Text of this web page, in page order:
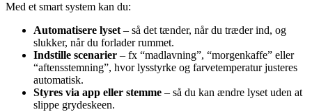
Med et smart system kan du:
Automatisere lyset– så det tænder, når du træder ind, og
slukker, når du forlader rummet.
Indstille scenarier – fx “madlavning”, “morgenkaffe” eller
“aftensstemning”, hvor lysstyrke og farvetemperatur justeres
automatisk.
Styres via app eller stemme – så du kan ændre lyset uden at
slippe grydeskeen.